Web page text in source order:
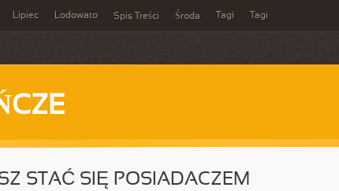
Lipiec Lodowato Spis Treści Środa Tagi Tagi
STAĆ SIĘ POSIADACZEM